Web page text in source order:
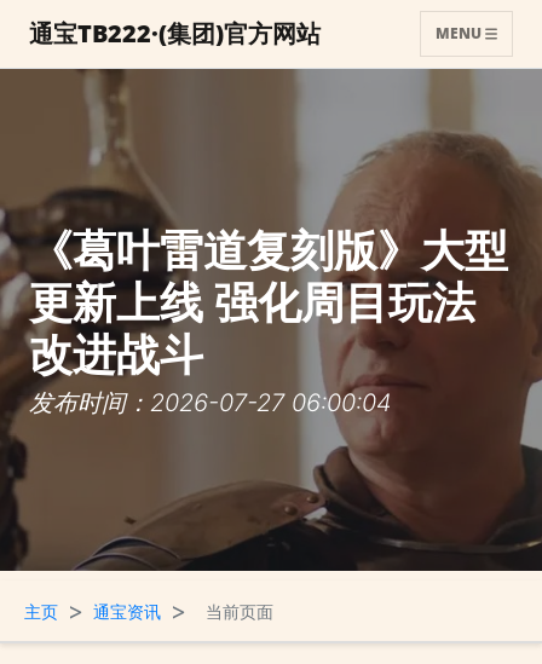
通宝TB222·(集团)官方网站 MENU
《葛叶雷道复刻版》大型
更新上线 强化周目玩法
改进战斗
发布时间：2026-07-27 06:00:04
主页 > 通宝资讯 > 当前页面